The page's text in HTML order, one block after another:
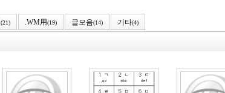
(21) .WM用(19) 글모음(14) 기타(4)